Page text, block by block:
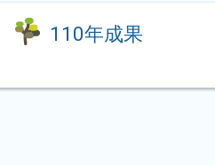
110年成果